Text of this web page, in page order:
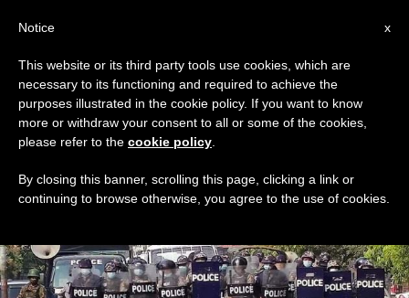
TAG
DERNIÈRES NOUVELLES
x
Notice
This website or its third party tools use cookies, which are
necessary to its functioning and required to achieve the
purposes illustrated in the cookie policy. If you want to know
more or withdraw your consent to all or some of the cookies,
please refer to the cookie policy
By closing this banner, scrolling this page, clicking a link or
continuing to browse otherwise, you agree to the use of cookies.